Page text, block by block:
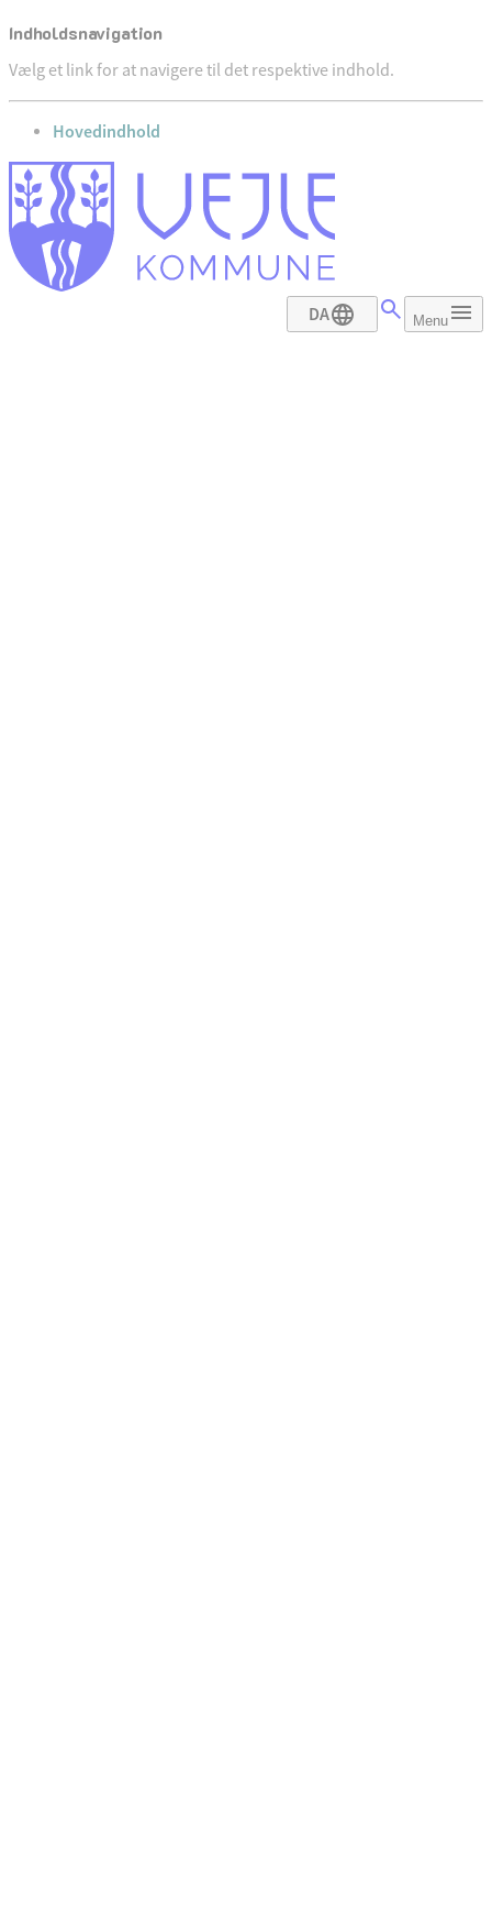
Indholdsnavigation
Vælg et link for at navigere til det respektive indhold.
gå til
Hovedindhold
DA Menu